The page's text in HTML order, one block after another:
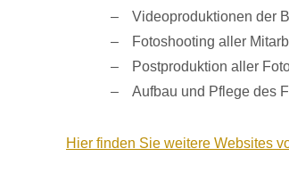
Videoproduktionen der
Fotoshooting aller
Postproduktion aller
Aufbau und Pflege des
Hier finden Sie weitere Websites